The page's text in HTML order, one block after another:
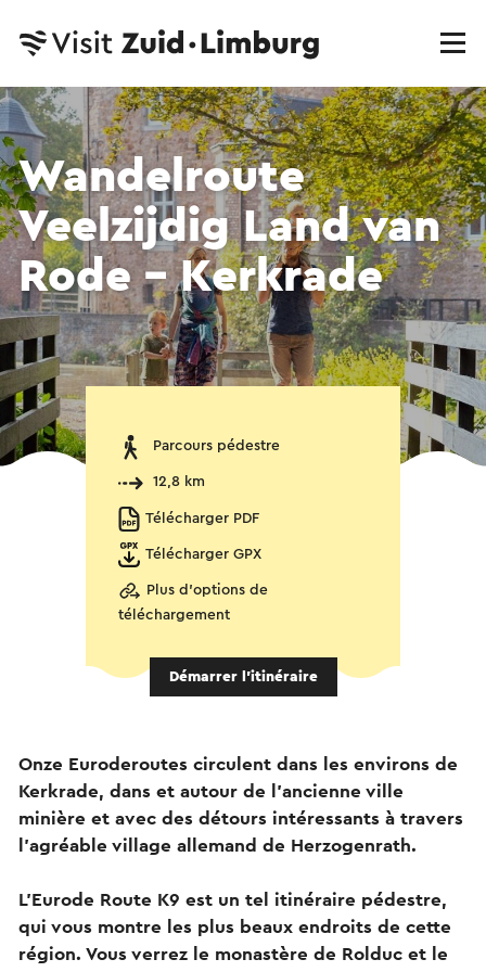
Wandelroute
Veelzijdig Land van
Rode - Kerkrade
Parcours pédestre
12,8 km
Télécharger PDF
Télécharger GPX
Plus d'options de
téléchargement
Démarrer l’itinéraire
Onze Euroderoutes circulent dans les environs de
Kerkrade, dans et autour de l'ancienne ville
minière et avec des détours intéressants à travers
l'agréable village allemand de Herzogenrath.
L'Eurode Route K9 est un tel itinéraire pédestre,
qui vous montre les plus beaux endroits de cette
région. Vous verrez le monastère de Rolduc et le